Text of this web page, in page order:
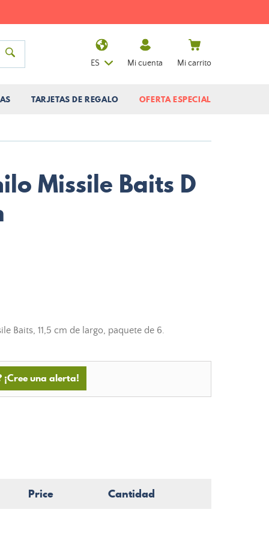
TARJETAS DE REGALO OFERTA ESPECIAL
ES Mi cuenta Mi carrito
Missile Baits D
Baits, 11,5 cm de largo, paquete de 6.
¡Cree una alerta!
Price Cantidad